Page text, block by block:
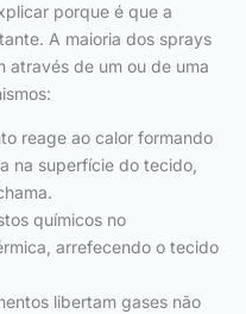
porque é que a
A maioria dos sprays
através de um ou de uma
reage ao calor formando
na superfície do tecido,
químicos no
arrefecendo o tecido
libertam gases não